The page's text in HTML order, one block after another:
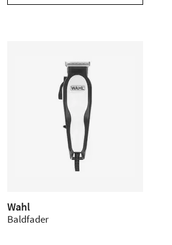
Wahl
Baldfader